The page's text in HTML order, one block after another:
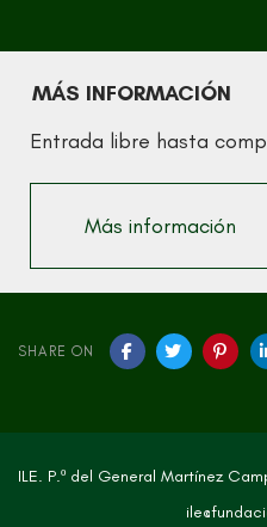
MÁS INFORMACIÓN
Entrada libre hasta
Más información
SHARE ON
ILE. P.º del General Martínez